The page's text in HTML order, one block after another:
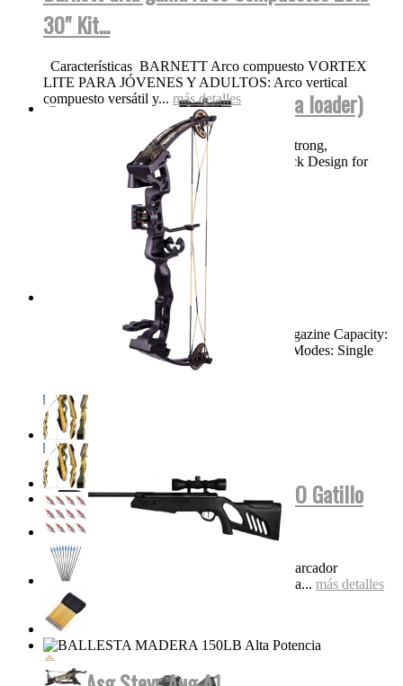
BT TM15 NEGRA FUL AUTO (para loader)
Product Features High Performance, Ultra Strong,
Lightweight Magnesium Body Bolt Out Back Design for
Easy Cleaning and...más detalles
Tippmann Stryker MP1 FUL AUTO Gatillo
Eléctrico...
Características Super liviana y compacta Marcador
electroneumático completo Diseño de válvula... más detalles
Swiss Arms TAC-1...
Dimensions: 46.25" Weight: 8.3 LBS Magazine Capacity:
Single Shot Muzzle Velocity: 900 FPS Fire Modes: Single
30" Kit...
Características BARNETT Arco compuesto VORTEX
LITE PARA JÓVENES Y ADULTOS: Arco vertical
compuesto versátil y... más detalles